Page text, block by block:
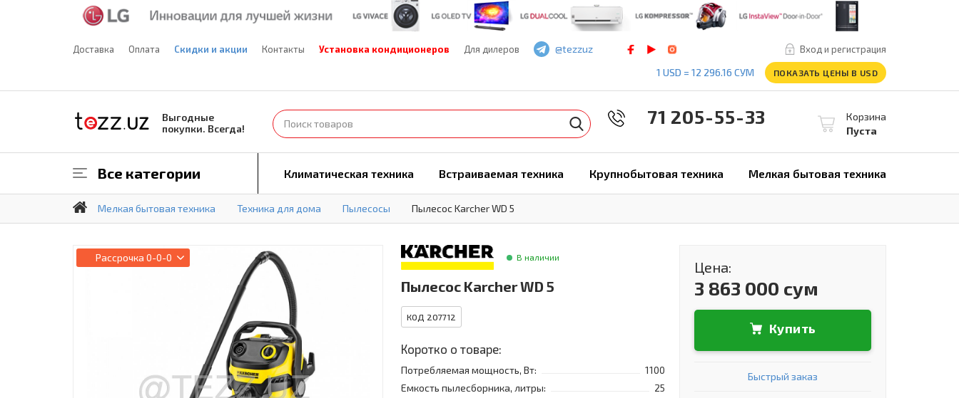
Доставка Оплата Скидки и акции Контакты Установка кондиционеров Для дилеров Вход и регистрация
@tezzuz
1 USD = 12 296.16 СУМ
ПОКАЗАТЬ ЦЕНЫ В USD
Выгодные
покупки. Всегда!
Корзина
Пуста
71 205-55-33
Все категории Климатическая техника Встраиваемая техника Крупнобытовая техника Мелкая бытовая техника
Мелкая бытовая техника Техника для дома Пылесосы Пылесос Karcher WD 5
Рассрочка 0-0-0 В наличии
Пылесос Karcher WD 5
КОД 207712
Коротко о товаре:
Потребляемая мощность, Вт:
1100
Емкость пылесборника, литры:
25
Цена:
3 863 000 сум
Купить
Быстрый заказ